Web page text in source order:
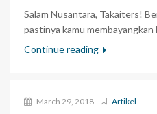
Salam Nusantara, Takaiters!
pastinya kamu membayangkan
Continue reading
March 29, 2018 Artikel